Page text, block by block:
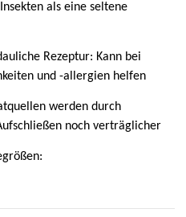
als eine seltene
Rezeptur: Kann bei
und -allergien helfen
werden durch
noch verträglicher